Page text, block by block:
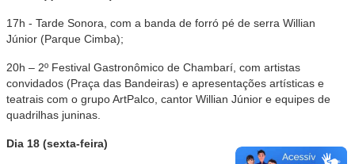
17h - Tarde Sonora, com a banda de forró pé de serra Willian
Júnior (Parque Cimba);
20h – 2º Festival Gastronômico de Chambarí, com artistas
convidados (Praça das Bandeiras) e apresentações artísticas e
teatrais com o grupo ArtPalco, cantor Willian Júnior e equipes de
quadrilhas juninas.
Dia 18 (sexta-feira)